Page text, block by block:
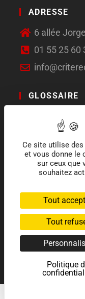
ADRESSE
6 allée
01 55 25 60
GLOSSAIRE
SOCIAL
NOS LABELS
RGPD :
Ce site utilise
et vous donne le
sur ceux que
souhaitez
Tout
Tout
Politique